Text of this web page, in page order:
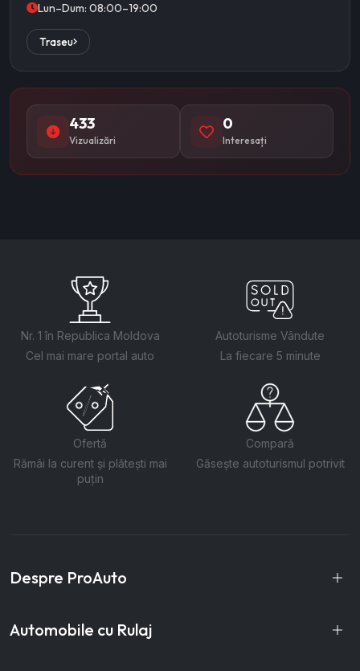
Lun–Dum: 08:00–19:00
Traseu
433
Vizualizări
0
Interesați
Nr. 1 în Republica Moldova
Cel mai mare portal auto
Autoturisme Vândute
La fiecare 5 minute
Ofertă
Rămâi la curent și plătești mai
puțin
Compară
Găsește autoturismul potrivit
Despre ProAuto
Automobile cu Rulaj